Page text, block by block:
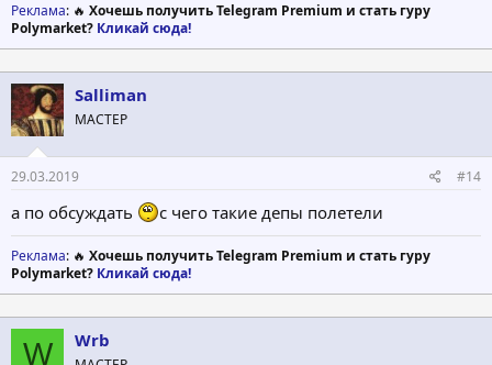
Реклама: 🔥 Хочешь получить Telegram Premium и стать гуру
Polymarket? Кликай сюда!
Salliman
МАСТЕР
29.03.2019 #14
а по обсуждать с чего такие депы полетели
Реклама: 🔥 Хочешь получить Telegram Premium и стать гуру
Polymarket? Кликай сюда!
W Wrb